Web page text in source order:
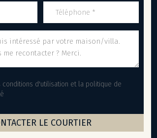
conditions d'utilisation et la politique de